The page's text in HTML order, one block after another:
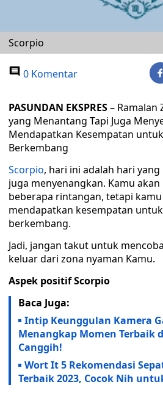
Scorpio
0 Komentar
PASUNDAN EKSPRES– Ramalan
yang Menantang Tapi Juga
Mendapatkan Kesempatan
Berkembang
Scorpio, hari ini adalah hari
juga menyenangkan. Kamu
beberapa rintangan, tetapi
mendapatkan kesempatan
berkembang.
Jadi, jangan takut untuk
keluar dari zona nyaman Kamu.
Aspek positif Scorpio
Baca Juga:
Intip Keunggulan Kamera
Menangkap Momen Terbaik
Canggih!
Wort It 5 Rekomendasi
Terbaik 2023, Cocok Nih